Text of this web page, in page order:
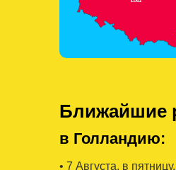
Ближайшие
в Голландию:
• 7 Августa, в